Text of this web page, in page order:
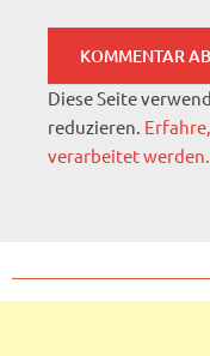
Diese Seite
reduzieren.
verarbeitet werden.